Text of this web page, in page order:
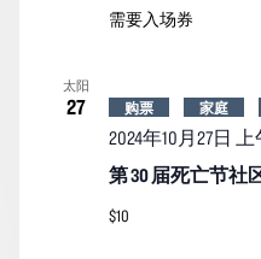
需要入场券
太阳
27
第 30 届死亡节社
2024年10月27日 上
购票 家庭
$10